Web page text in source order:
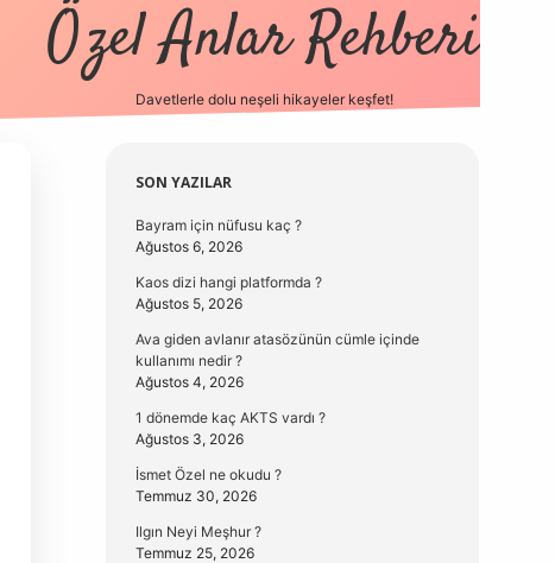
Özel Anlar Rehberi
Davetlerle dolu neşeli hikayeler keşfet!
Sidebar
SON YAZILAR
Bayram için nüfusu kaç ?
Ağustos 6, 2026
Kaos dizi hangi platformda ?
Ağustos 5, 2026
Ava giden avlanır atasözünün cümle içinde
kullanımı nedir ?
Ağustos 4, 2026
1 dönemde kaç AKTS vardı ?
Ağustos 3, 2026
İsmet Özel ne okudu ?
Temmuz 30, 2026
Ilgın Neyi Meşhur ?
Temmuz 25, 2026